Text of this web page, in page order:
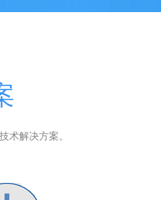
术解决方案。